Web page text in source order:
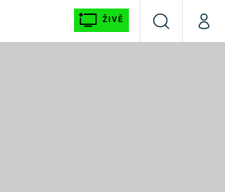
ŽIVĚ
VyhledáváníMůj